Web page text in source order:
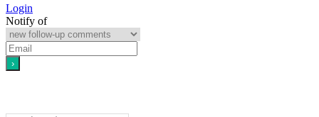
Login
Notify of